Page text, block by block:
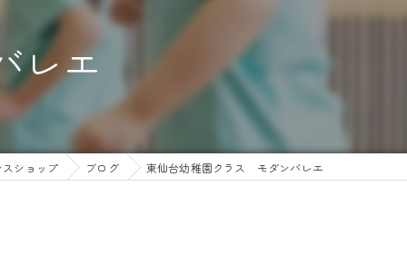
マイダンスショップ 出花スタジオ
レエ
ショップ ブログ 東仙台幼稚園クラス モダンバレエ